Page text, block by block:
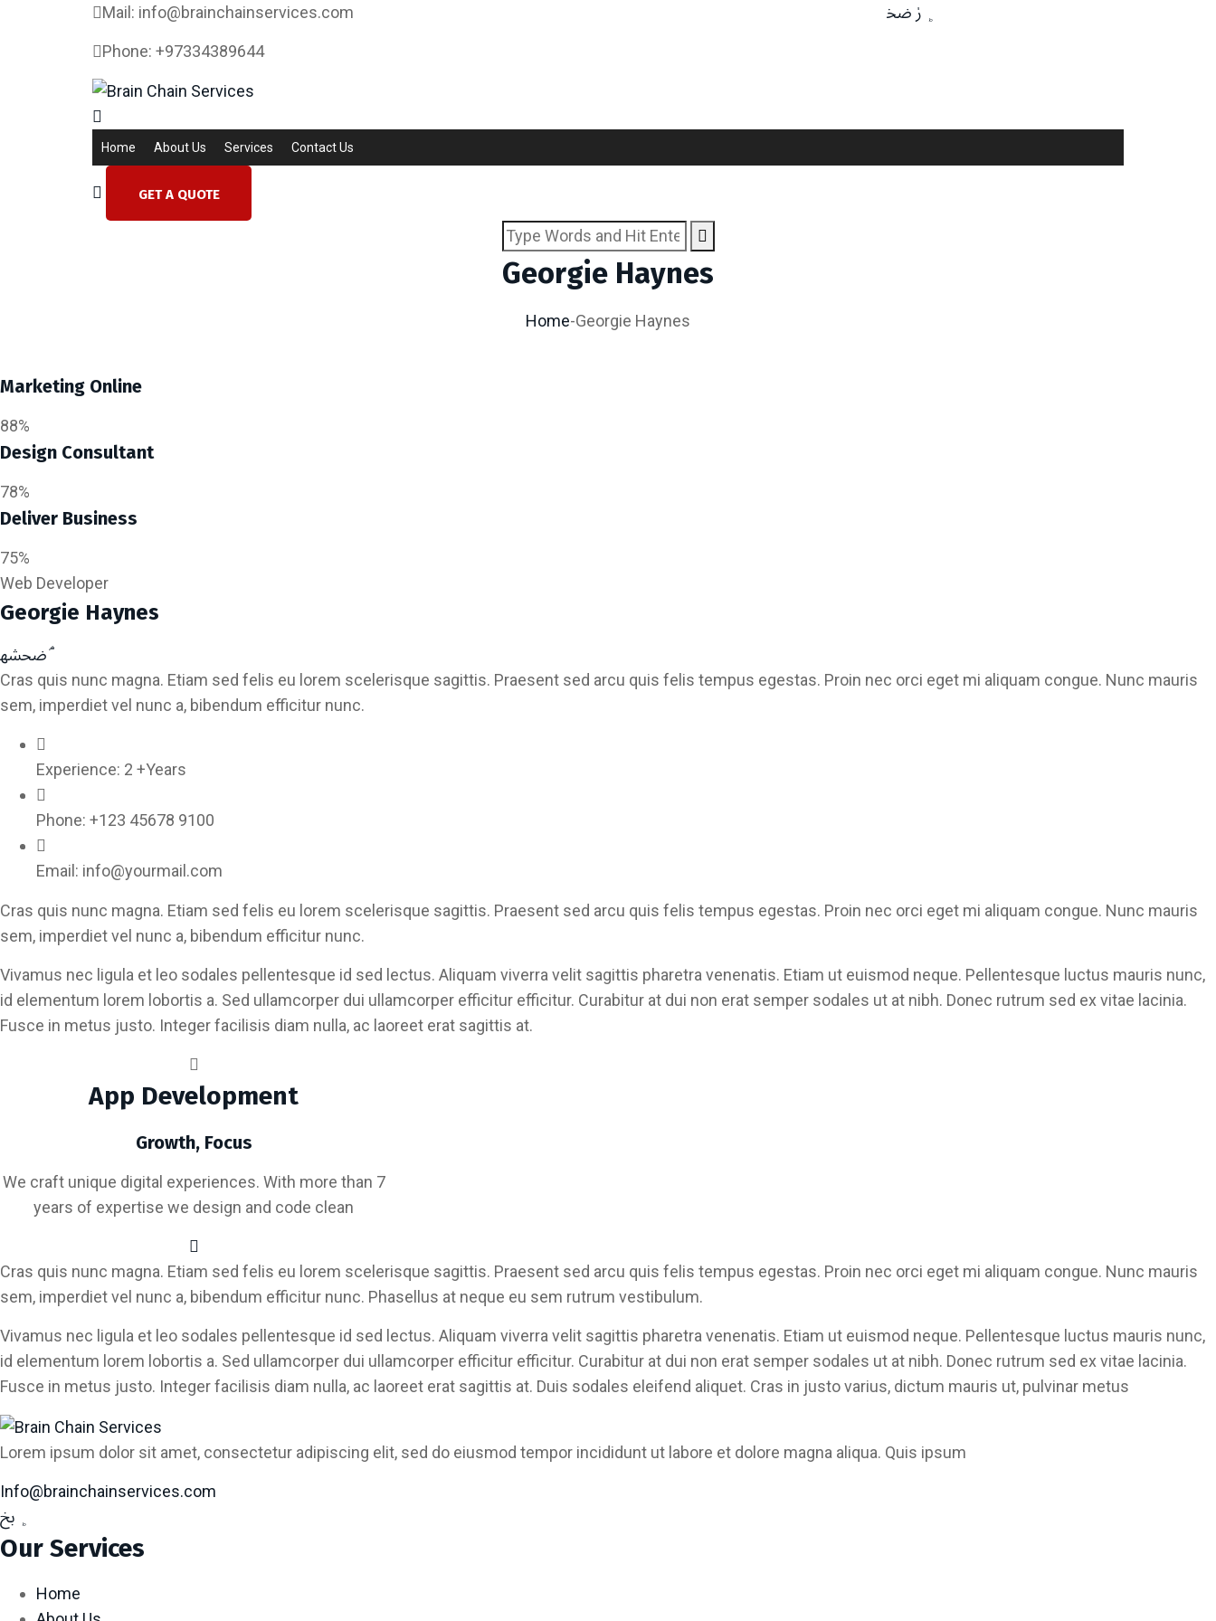
Mail: info@brainchainservices.com
Phone: +97334389644
Home About Us Services Contact Us
GET A QUOTE
Georgie Haynes
Home-Georgie Haynes
Marketing Online
88%
Design Consultant
78%
Deliver Business
75%
Web Developer
Georgie Haynes
Cras quis nunc magna. Etiam sed felis eu lorem scelerisque sagittis. Praesent sed arcu quis felis tempus egestas. Proin nec orci eget mi aliquam congue. Nunc mauris
sem, imperdiet vel nunc a, bibendum efficitur nunc.
Experience: 2 +Years
Phone: +123 45678 9100
Email: info@yourmail.com
Cras quis nunc magna. Etiam sed felis eu lorem scelerisque sagittis. Praesent sed arcu quis felis tempus egestas. Proin nec orci eget mi aliquam congue. Nunc mauris
sem, imperdiet vel nunc a, bibendum efficitur nunc.
Vivamus nec ligula et leo sodales pellentesque id sed lectus. Aliquam viverra velit sagittis pharetra venenatis. Etiam ut euismod neque. Pellentesque luctus mauris nunc,
id elementum lorem lobortis a. Sed ullamcorper dui ullamcorper efficitur efficitur. Curabitur at dui non erat semper sodales ut at nibh. Donec rutrum sed ex vitae lacinia.
Fusce in metus justo. Integer facilisis diam nulla, ac laoreet erat sagittis at.
App Development
Growth, Focus
We craft unique digital experiences. With more than 7
years of expertise we design and code clean
Cras quis nunc magna. Etiam sed felis eu lorem scelerisque sagittis. Praesent sed arcu quis felis tempus egestas. Proin nec orci eget mi aliquam congue. Nunc mauris
sem, imperdiet vel nunc a, bibendum efficitur nunc. Phasellus at neque eu sem rutrum vestibulum.
Vivamus nec ligula et leo sodales pellentesque id sed lectus. Aliquam viverra velit sagittis pharetra venenatis. Etiam ut euismod neque. Pellentesque luctus mauris nunc,
id elementum lorem lobortis a. Sed ullamcorper dui ullamcorper efficitur efficitur. Curabitur at dui non erat semper sodales ut at nibh. Donec rutrum sed ex vitae lacinia.
Fusce in metus justo. Integer facilisis diam nulla, ac laoreet erat sagittis at. Duis sodales eleifend aliquet. Cras in justo varius, dictum mauris ut, pulvinar metus
Lorem ipsum dolor sit amet, consectetur adipiscing elit, sed do eiusmod tempor incididunt ut labore et dolore magna aliqua. Quis ipsum
Info@brainchainservices.com
Our Services
Home